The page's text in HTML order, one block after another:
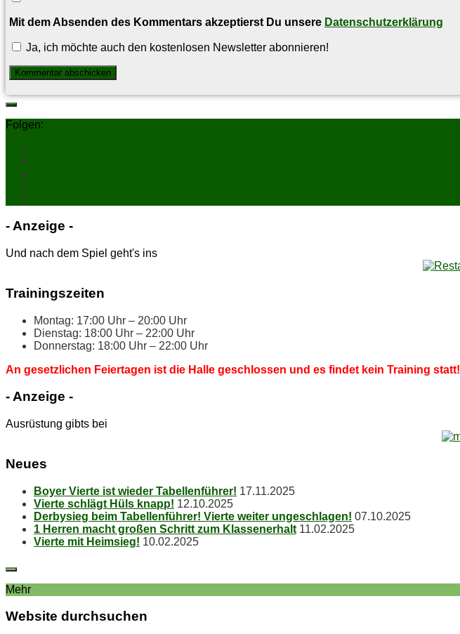
Mit dem Absenden des Kommentars akzeptierst Du unsere Datenschutzerklärung
Ja, ich möchte auch den kostenlosen Newsletter abonnieren!
Folgen:
- An­zei­ge -
Und nach dem Spiel geht's ins
Trai­nings­zei­ten
Mon­tag: 17:00 Uhr – 20:00 Uhr
Diens­tag: 18:00 Uhr – 22:00 Uhr
Don­ners­tag: 18:00 Uhr – 22:00 Uhr
An ge­setz­li­chen Fei­er­ta­gen ist die Hal­le ge­schlos­sen und es fin­det kein Trai­ning statt!
- An­zei­ge -
Ausrüstung gibts bei
Neu­es
Boy­er Vier­te ist wie­der Tabellenführer! 17.11.2025
Vier­te schlägt Hüls knapp! 12.10.2025
Der­by­sieg beim Ta­bel­len­füh­rer! Vier­te wei­ter ungeschlagen! 07.10.2025
1 Her­ren macht gro­ßen Schritt zum Klassenerhalt 11.02.2025
Vier­te mit Heimsieg! 10.02.2025
Mehr
Web­site durchsuchen